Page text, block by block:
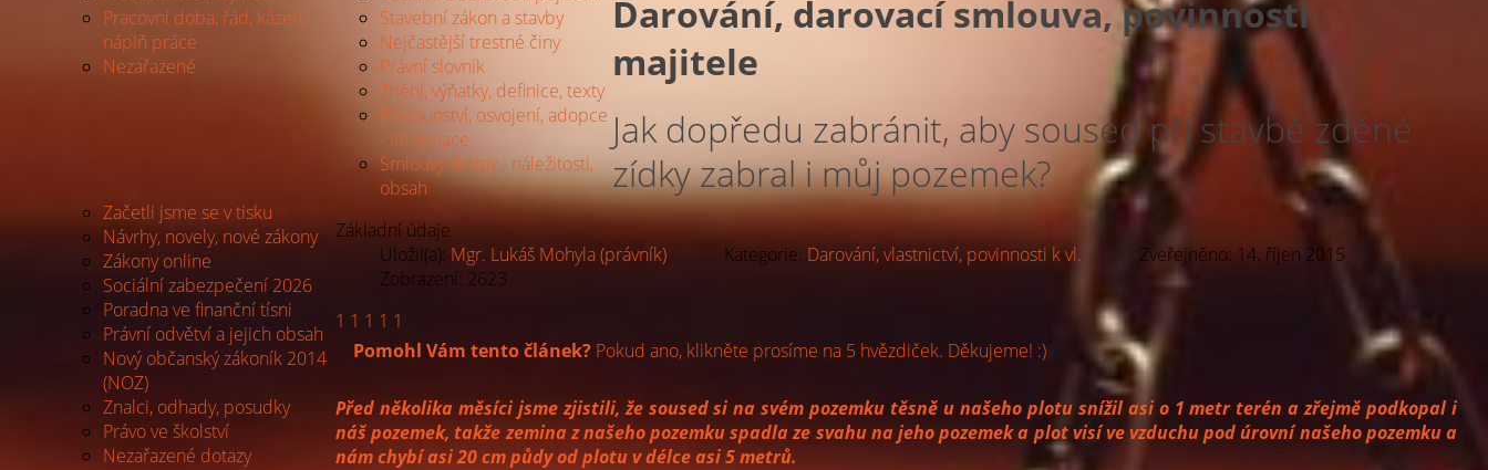
Pracovní doba, řád, kázeň,
náplň práce
Nezařazené
Stavební zákon a stavby
Nejčastější trestné činy
Právní slovník
Znění, výňatky, definice, texty
Pěstounství, osvojení, adopce
- informace
Smlouvy, listiny - náležitosti,
obsah
Začetli jsme se v tisku
Návrhy, novely, nové zákony
Zákony online
Sociální zabezpečení 2026
Poradna ve finanční tísni
Právní odvětví a jejich obsah
Nový občanský zákoník 2014
(NOZ)
Znalci, odhady, posudky
Právo ve školství
Nezařazené dotazy
Darování, darovací smlouva, povinnosti
majitele
Jak dopředu zabránit, aby soused při stavbě zděné
zídky zabral i můj pozemek?
Základní údaje
Uložil(a): Mgr. Lukáš Mohyla (právník) Kategorie: Darování, vlastnictví, povinnosti k vl.
Zveřejněno: 14. říjen 2015
Zobrazení: 2623
1 1 1 1 1
Pomohl Vám tento článek? Pokud ano, klikněte prosíme na 5 hvězdiček. Děkujeme! :)
Před několika měsíci jsme zjistili, že soused si na svém pozemku těsně u našeho plotu snížil asi o 1 metr terén a zřejmě podkopal i
náš pozemek, takže zemina z našeho pozemku spadla ze svahu na jeho pozemek a plot visí ve vzduchu pod úrovní našeho pozemku a
nám chybí asi 20 cm půdy od plotu v délce asi 5 metrů.